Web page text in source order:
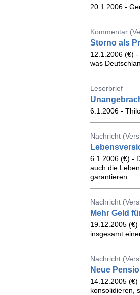
20.1.2006 -
Kommentar
Storno als
12.1.2006 (€)
was
Leserbrief
6.1.2006 -
Nachricht
6.1.2006 (€) -
auch die
garantieren.
Nachricht
Mehr Geld
19.12.2005
insgesamt
Nachricht
Neue
14.12.2005
konsolidieren,